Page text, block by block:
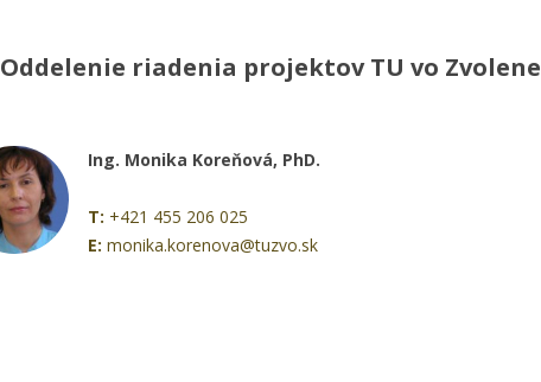
Oddelenie riadenia projektov TU vo Zvolene
Ing. Monika Koreňová, PhD.
T: +421 455 206 025
E: monika.korenova@tuzvo.sk